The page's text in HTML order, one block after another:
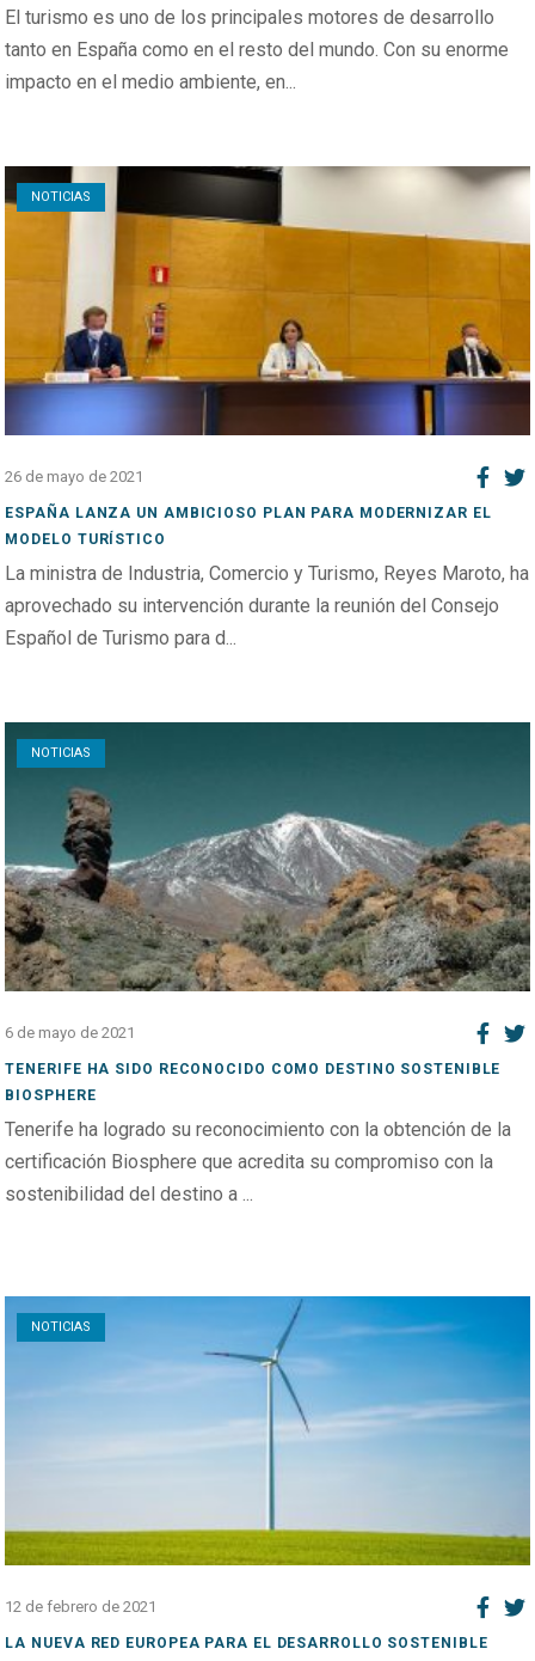
El turismo es uno de los principales motores de desarrollo
tanto en España como en el resto del mundo. Con su enorme
impacto en el medio ambiente, en...
NOTICIAS
Open post
26 de mayo de 2021
ESPAÑA LANZA UN AMBICIOSO PLAN PARA MODERNIZAR EL
MODELO TURÍSTICO
La ministra de Industria, Comercio y Turismo, Reyes Maroto, ha
aprovechado su intervención durante la reunión del Consejo
Español de Turismo para d...
NOTICIAS
Open post
6 de mayo de 2021
TENERIFE HA SIDO RECONOCIDO COMO DESTINO SOSTENIBLE
BIOSPHERE
Tenerife ha logrado su reconocimiento con la obtención de la
certificación Biosphere que acredita su compromiso con la
sostenibilidad del destino a ...
NOTICIAS
Open post
12 de febrero de 2021
LA NUEVA RED EUROPEA PARA EL DESARROLLO SOSTENIBLE